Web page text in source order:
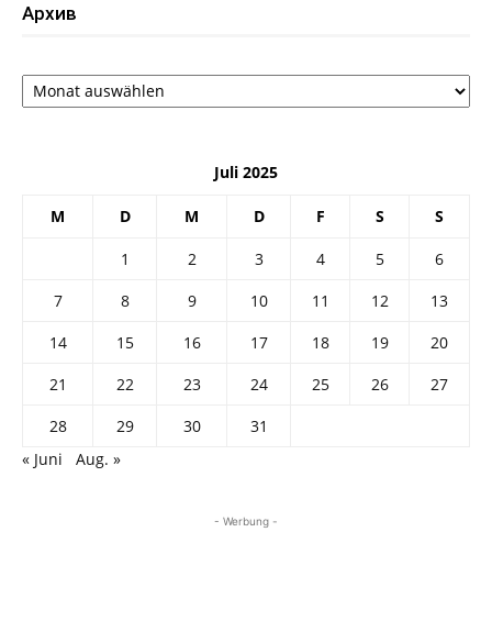
Архив
Архив
Juli 2025
M D M D F S S
1 2 3 4 5
6
7
8 9 10 11 12
13
14
15 16 17 18 19
20
21
22 23 24 25 26
27
28
29 30
31
« Juni
Aug. »
- Werbung -